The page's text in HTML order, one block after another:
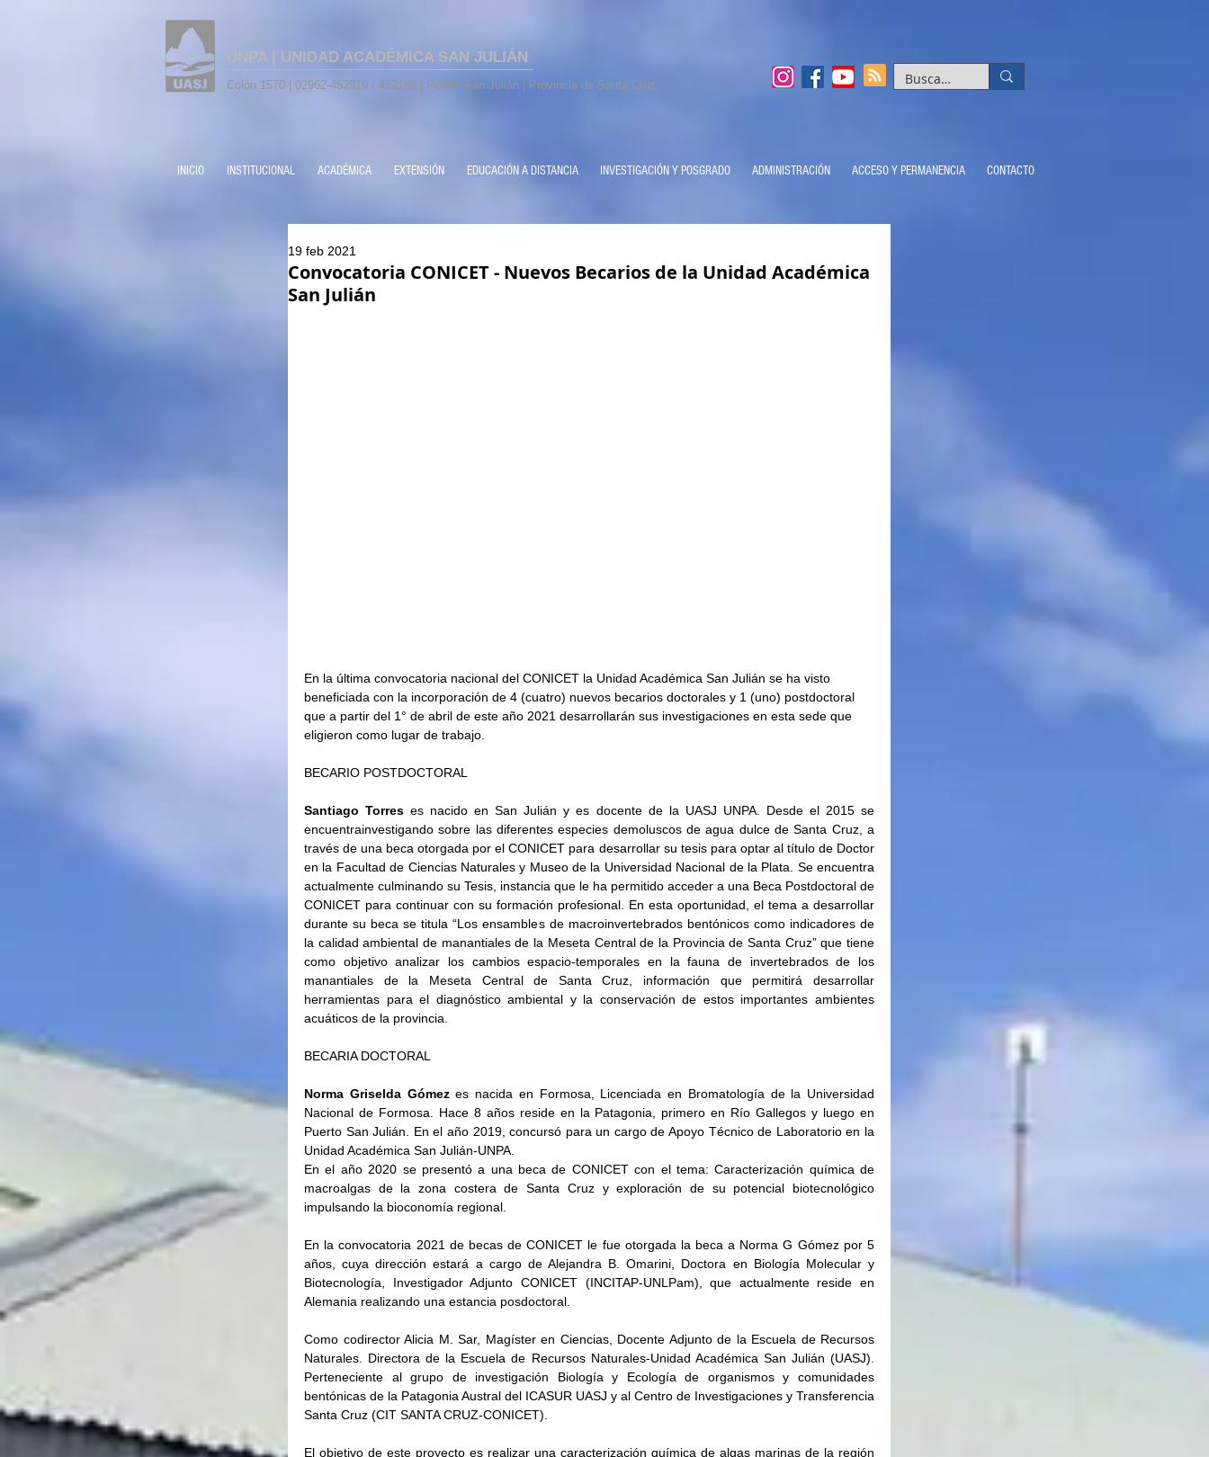
UNPA | UNIDAD ACADÉMICA SAN JULIÁN
Colón 1570 | 02962-452319 / 452186 | Puerto San Julián | Provincia de Santa Cruz
INICIO INSTITUCIONAL ACADÉMICA EXTENSIÓN EDUCACIÓN A DISTANCIA INVESTIGACIÓN Y POSGRADO ADMINISTRACIÓN ACCESO Y PERMANENCIA CONTACTO
Convocatoria CONICET - Nuevos Becarios de la Unidad Académica
San Julián
19 feb 2021
En la última convocatoria nacional del CONICET la Unidad Académica San Julián se ha visto
beneficiada con la incorporación de 4 (cuatro) nuevos becarios doctorales y 1 (uno) postdoctoral
que a partir del 1° de abril de este año 2021 desarrollarán sus investigaciones en esta sede que
eligieron como lugar de trabajo.
BECARIO POSTDOCTORAL
Santiago Torres es nacido en San Julián y es docente de la UASJ UNPA. Desde el 2015 se
encuentrainvestigando sobre las diferentes especies demoluscos de agua dulce de Santa Cruz, a
través de una beca otorgada por el CONICET para desarrollar su tesis para optar al título de Doctor
en la Facultad de Ciencias Naturales y Museo de la Universidad Nacional de la Plata. Se encuentra
actualmente culminando su Tesis, instancia que le ha permitido acceder a una Beca Postdoctoral de
CONICET para continuar con su formación profesional. En esta oportunidad, el tema a desarrollar
durante su beca se titula “Los ensambles de macroinvertebrados bentónicos como indicadores de
la calidad ambiental de manantiales de la Meseta Central de la Provincia de Santa Cruz” que tiene
como objetivo analizar los cambios espacio-temporales en la fauna de invertebrados de los
manantiales de la Meseta Central de Santa Cruz, información que permitirá desarrollar
herramientas para el diagnóstico ambiental y la conservación de estos importantes ambientes
acuáticos de la provincia.
BECARIA DOCTORAL
Norma Griselda Gómez es nacida en Formosa, Licenciada en Bromatología de la Universidad
Nacional de Formosa. Hace 8 años reside en la Patagonia, primero en Río Gallegos y luego en
Puerto San Julián. En el año 2019, concursó para un cargo de Apoyo Técnico de Laboratorio en la
Unidad Académica San Julián-UNPA.
En el año 2020 se presentó a una beca de CONICET con el tema: Caracterización química de
macroalgas de la zona costera de Santa Cruz y exploración de su potencial biotecnológico
impulsando la bioconomía regional.
En la convocatoria 2021 de becas de CONICET le fue otorgada la beca a Norma G Gómez por 5
años, cuya dirección estará a cargo de Alejandra B. Omarini, Doctora en Biología Molecular y
Biotecnología, Investigador Adjunto CONICET (INCITAP-UNLPam), que actualmente reside en
Alemania realizando una estancia posdoctoral.
Como codirector Alicia M. Sar, Magíster en Ciencias, Docente Adjunto de la Escuela de Recursos
Naturales. Directora de la Escuela de Recursos Naturales-Unidad Académica San Julián (UASJ).
Perteneciente al grupo de investigación Biología y Ecología de organismos y comunidades
bentónicas de la Patagonia Austral del ICASUR UASJ y al Centro de Investigaciones y Transferencia
Santa Cruz (CIT SANTA CRUZ-CONICET).
El objetivo de este proyecto es realizar una caracterización química de algas marinas de la región